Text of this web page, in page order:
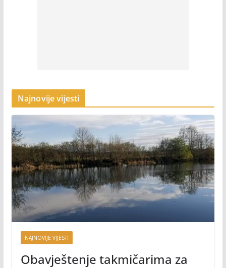
Najnovije vijesti
NAJNOVIJE VIJESTI
Obavještenje takmičarima za